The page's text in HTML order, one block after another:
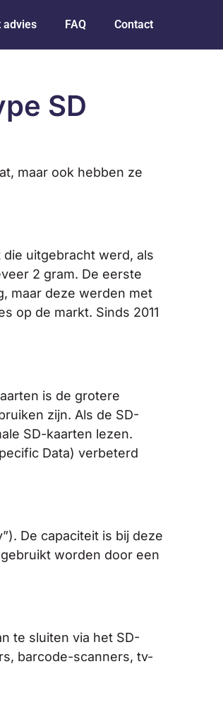
advies FAQ Contact
SD
maar ook hebben ze
die uitgebracht werd, als
2 gram. De eerste
maar deze werden met
op de markt. Sinds 2011
is de grotere
zijn. Als de SD-
SD-kaarten lezen.
Data) verbeterd
De capaciteit is bij deze
worden door een
te sluiten via het SD-
barcode-scanners, tv-